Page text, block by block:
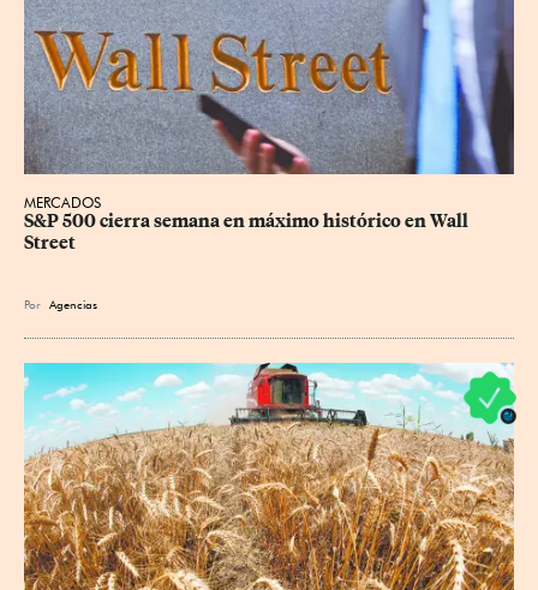
MERCADOS
S&P 500 cierra semana en máximo histórico en Wall
Street
Por Agencias